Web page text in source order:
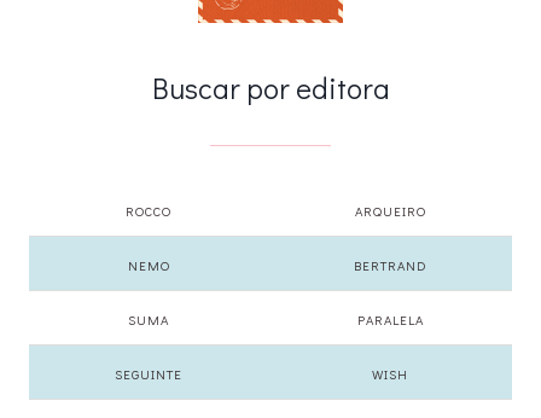
Buscar por editora
ROCCO ARQUEIRO
NEMO BERTRAND
SUMA PARALELA
SEGUINTE WISH